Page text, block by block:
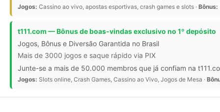
Jogos: Cassino ao vivo, apostas esportivas, crash games e slots · Bônus:
t111.com — Bônus de boas-vindas exclusivo no 1º depósito
Jogos, Bônus e Diversão Garantida no Brasil
Mais de 3000 jogos e saque rápido via PIX
Junte-se a mais de 50.000 membros que já confiam na
Jogos: Slots online, Crash Games, Cassino ao Vivo, Jogos de Mesa ·